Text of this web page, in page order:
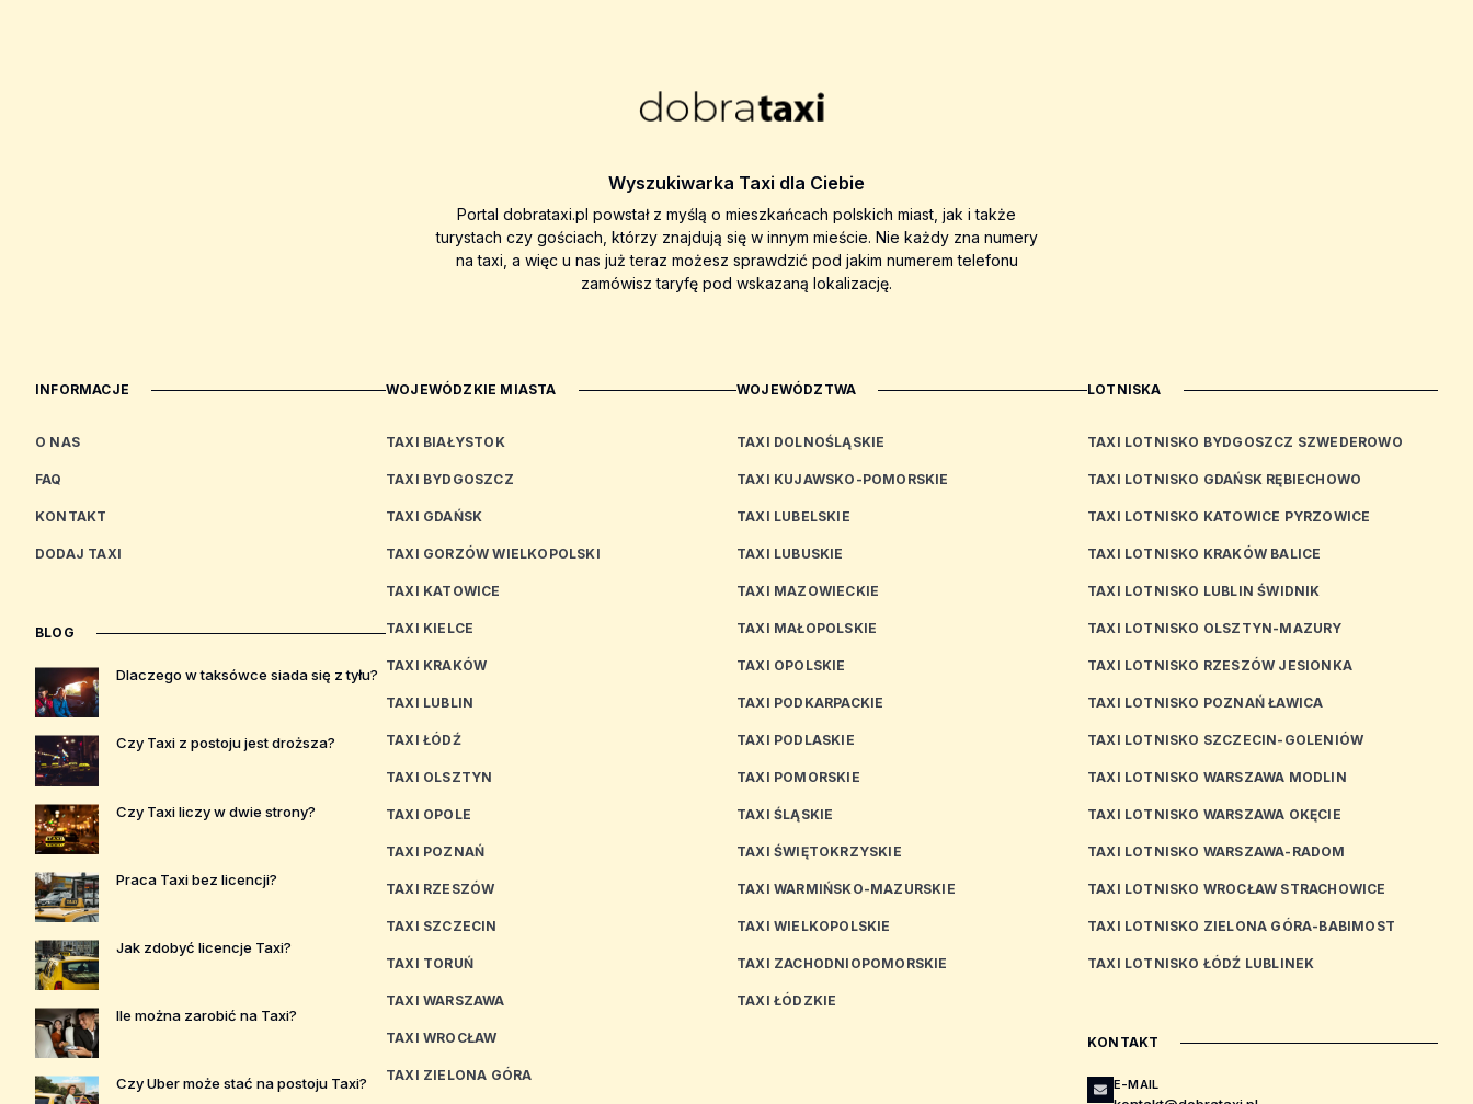
Wyszukiwarka Taxi dla Ciebie
Portal dobrataxi.pl powstał z myślą o mieszkańcach polskich miast, jak i także
turystach czy gościach, którzy znajdują się w innym mieście. Nie każdy zna numery
na taxi, a więc u nas już teraz możesz sprawdzić pod jakim numerem telefonu
zamówisz taryfę pod wskazaną lokalizację.
INFORMACJE
O NAS
FAQ
KONTAKT
DODAJ TAXI
BLOG
Dlaczego w taksówce siada się z tyłu?
Czy Taxi z postoju jest droższa?
Czy Taxi liczy w dwie strony?
Praca Taxi bez licencji?
Jak zdobyć licencje Taxi?
Ile można zarobić na Taxi?
Czy Uber może stać na postoju Taxi?
WOJEWÓDZKIE MIASTA
TAXI BIAŁYSTOK
TAXI BYDGOSZCZ
TAXI GDAŃSK
TAXI GORZÓW WIELKOPOLSKI
TAXI KATOWICE
TAXI KIELCE
TAXI KRAKÓW
TAXI LUBLIN
TAXI ŁÓDŹ
TAXI OLSZTYN
TAXI OPOLE
TAXI POZNAŃ
TAXI RZESZÓW
TAXI SZCZECIN
TAXI TORUŃ
TAXI WARSZAWA
TAXI WROCŁAW
TAXI ZIELONA GÓRA
WOJEWÓDZTWA
TAXI DOLNOŚLĄSKIE
TAXI KUJAWSKO-POMORSKIE
TAXI LUBELSKIE
TAXI LUBUSKIE
TAXI MAZOWIECKIE
TAXI MAŁOPOLSKIE
TAXI OPOLSKIE
TAXI PODKARPACKIE
TAXI PODLASKIE
TAXI POMORSKIE
TAXI ŚLĄSKIE
TAXI ŚWIĘTOKRZYSKIE
TAXI WARMIŃSKO-MAZURSKIE
TAXI WIELKOPOLSKIE
TAXI ZACHODNIOPOMORSKIE
TAXI ŁÓDZKIE
LOTNISKA
TAXI LOTNISKO BYDGOSZCZ SZWEDEROWO
TAXI LOTNISKO GDAŃSK RĘBIECHOWO
TAXI LOTNISKO KATOWICE PYRZOWICE
TAXI LOTNISKO KRAKÓW BALICE
TAXI LOTNISKO LUBLIN ŚWIDNIK
TAXI LOTNISKO OLSZTYN-MAZURY
TAXI LOTNISKO RZESZÓW JESIONKA
TAXI LOTNISKO POZNAŃ ŁAWICA
TAXI LOTNISKO SZCZECIN-GOLENIÓW
TAXI LOTNISKO WARSZAWA MODLIN
TAXI LOTNISKO WARSZAWA OKĘCIE
TAXI LOTNISKO WARSZAWA-RADOM
TAXI LOTNISKO WROCŁAW STRACHOWICE
TAXI LOTNISKO ZIELONA GÓRA-BABIMOST
TAXI LOTNISKO ŁÓDŹ LUBLINEK
KONTAKT
E-MAIL